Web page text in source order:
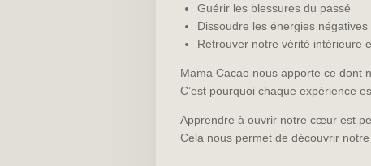
Guérir les blessures du passé
Dissoudre les énergies
Retrouver notre vérité intérieure
Mama Cacao nous apporte ce dont
C’est pourquoi chaque expérience
Apprendre à ouvrir notre cœur est
Cela nous permet de découvrir